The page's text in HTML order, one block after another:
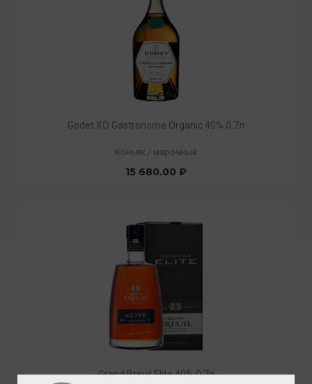
Godet ХO Gastronome Organic 40% 0,7л
Коньяк / марочный
15 680.00 ₽
Grand Breuil Elite 40% 0,7л